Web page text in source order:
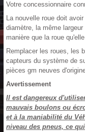
Votre concessionnaire
La nouvelle roue doit
diamètre, la même
manière que la roue
Remplacer les roues, les
capteurs du système de
pièces gm neuves
Avertissement
Il est dangereux
mauvais boulons ou
et à la maniabilité du
niveau des pneus, ce